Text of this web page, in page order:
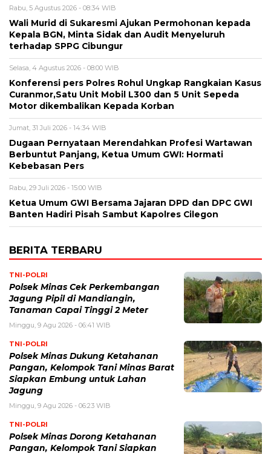
Rabu, 5 Agustus 2026 - 08:34 WIB
Wali Murid di Sukaresmi Ajukan Permohonan kepada
Kepala BGN, Minta Sidak dan Audit Menyeluruh
terhadap SPPG Cibungur
Selasa, 4 Agustus 2026 - 08:00 WIB
Konferensi pers Polres Rohul Ungkap Rangkaian Kasus
Curanmor,Satu Unit Mobil L300 dan 5 Unit Sepeda
Motor dikembalikan Kepada Korban
Jumat, 31 Juli 2026 - 14:34 WIB
Dugaan Pernyataan Merendahkan Profesi Wartawan
Berbuntut Panjang, Ketua Umum GWI: Hormati
Kebebasan Pers
Rabu, 29 Juli 2026 - 15:00 WIB
Ketua Umum GWI Bersama Jajaran DPD dan DPC GWI
Banten Hadiri Pisah Sambut Kapolres Cilegon
BERITA TERBARU
TNI-POLRI
Polsek Minas Cek Perkembangan
Jagung Pipil di Mandiangin,
Tanaman Capai Tinggi 2 Meter
Minggu, 9 Agu 2026 - 06:41 WIB
TNI-POLRI
Polsek Minas Dukung Ketahanan
Pangan, Kelompok Tani Minas Barat
Siapkan Embung untuk Lahan
Jagung
Minggu, 9 Agu 2026 - 06:23 WIB
TNI-POLRI
Polsek Minas Dorong Ketahanan
Pangan, Kelompok Tani Siapkan